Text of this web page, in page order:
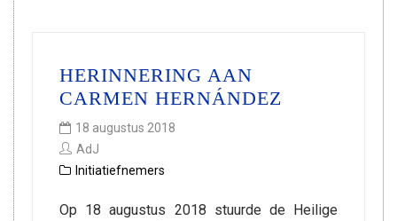
HERINNERING AAN
CARMEN HERNÁNDEZ
18 augustus 2018
AdJ
Initiatiefnemers
Op 18 augustus 2018 stuurde de Heilige